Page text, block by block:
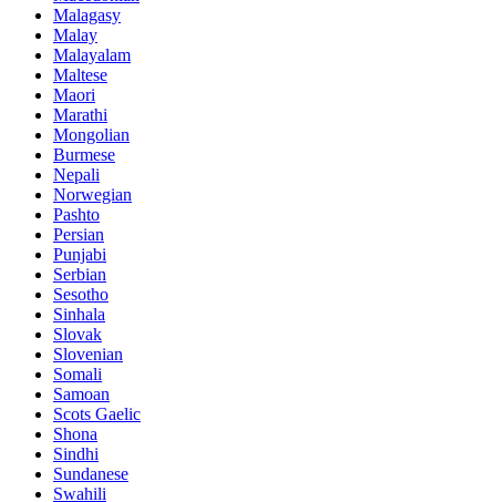
Malagasy
Malay
Malayalam
Maltese
Maori
Marathi
Mongolian
Burmese
Nepali
Norwegian
Pashto
Persian
Punjabi
Serbian
Sesotho
Sinhala
Slovak
Slovenian
Somali
Samoan
Scots Gaelic
Shona
Sindhi
Sundanese
Swahili